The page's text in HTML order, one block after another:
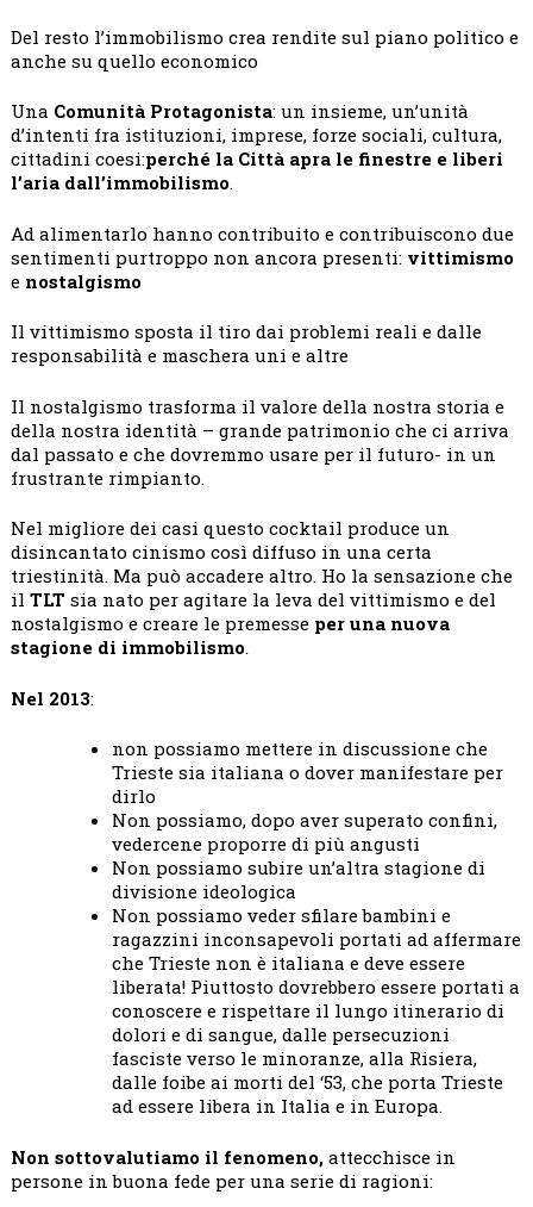
Del resto l’immobilismo crea rendite sul piano politico e
anche su quello economico
Una Comunità Protagonista: un insieme, un’unità
d’intenti fra istituzioni, imprese, forze sociali, cultura,
cittadini coesi:perché la Città apra le finestre e liberi
l’aria dall’immobilismo.
Ad alimentarlo hanno contribuito e contribuiscono due
sentimenti purtroppo non ancora presenti: vittimismo
e nostalgismo
Il vittimismo sposta il tiro dai problemi reali e dalle
responsabilità e maschera uni e altre
Il nostalgismo trasforma il valore della nostra storia e
della nostra identità – grande patrimonio che ci arriva
dal passato e che dovremmo usare per il futuro- in un
frustrante rimpianto.
Nel migliore dei casi questo cocktail produce un
disincantato cinismo così diffuso in una certa
triestinità. Ma può accadere altro. Ho la sensazione che
il TLT sia nato per agitare la leva del vittimismo e del
nostalgismo e creare le premesse per una nuova
stagione di immobilismo.
Nel 2013:
non possiamo mettere in discussione che
Trieste sia italiana o dover manifestare per
dirlo
Non possiamo, dopo aver superato confini,
vedercene proporre di più angusti
Non possiamo subire un’altra stagione di
divisione ideologica
Non possiamo veder sfilare bambini e
ragazzini inconsapevoli portati ad affermare
che Trieste non è italiana e deve essere
liberata! Piuttosto dovrebbero essere portati a
conoscere e rispettare il lungo itinerario di
dolori e di sangue, dalle persecuzioni
fasciste verso le minoranze, alla Risiera,
dalle foibe ai morti del ‘53, che porta Trieste
ad essere libera in Italia e in Europa.
Non sottovalutiamo il fenomeno,attecchisce in
persone in buona fede per una serie di ragioni: